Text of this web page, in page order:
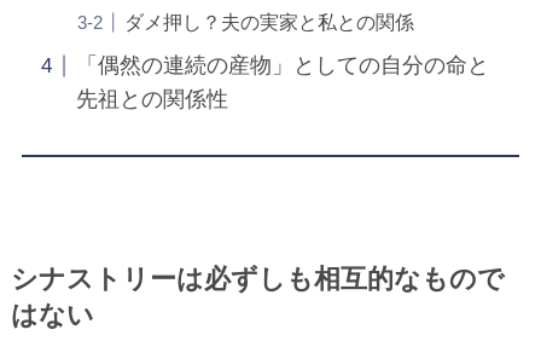
ダメ押し？夫の実家と私との関係
「偶然の連続の産物」としての自分の命と
先祖との関係性
シナストリーは必ずしも相互的なもので
はない